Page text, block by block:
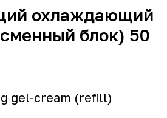
охлаждающий
блок) 50
gel-cream (refill)